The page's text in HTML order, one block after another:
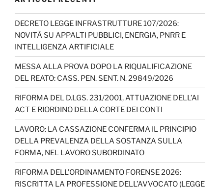
e
b
o
o
k
gr
a
m
o
k
e
dI
n
er
T
u
b
e
C
h
a
n
n
el
DECRETO LEGGE INFRASTRUTTURE 107/2026:
NOVITÀ SU APPALTI PUBBLICI, ENERGIA, PNRR E
INTELLIGENZA ARTIFICIALE
MESSA ALLA PROVA DOPO LA RIQUALIFICAZIONE
DEL REATO: CASS. PEN. SENT. N. 29849/2026
RIFORMA DEL D.LGS. 231/2001, ATTUAZIONE DELL’AI
ACT E RIORDINO DELLA CORTE DEI CONTI
LAVORO: LA CASSAZIONE CONFERMA IL PRINCIPIO
DELLA PREVALENZA DELLA SOSTANZA SULLA
FORMA, NEL LAVORO SUBORDINATO
RIFORMA DELL’ORDINAMENTO FORENSE 2026:
RISCRITTA LA PROFESSIONE DELL’AVVOCATO (LEGGE